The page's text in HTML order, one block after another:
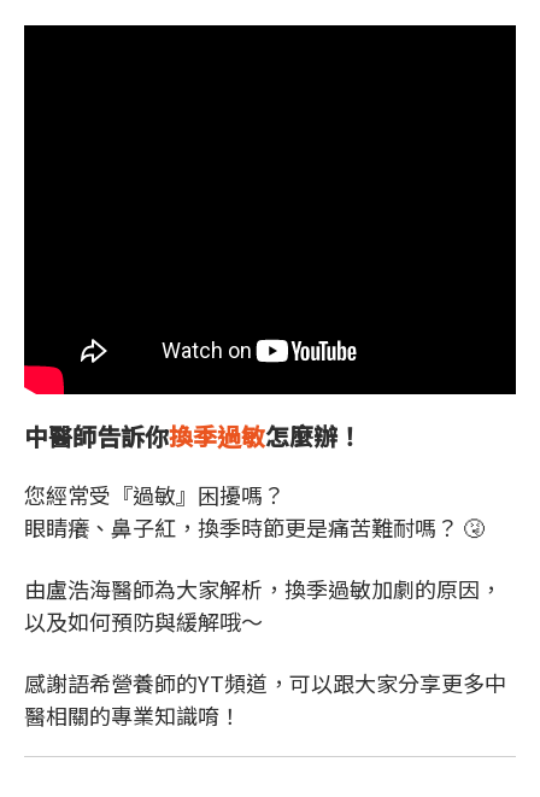
中醫師告訴你換季過敏怎麼辦！
您經常受『過敏』困擾嗎？
眼睛癢、鼻子紅，換季時節更是痛苦難耐嗎？ 🤧
由盧浩海醫師為大家解析，換季過敏加劇的原因，
以及如何預防與緩解哦～
感謝語希營養師的YT頻道，可以跟大家分享更多中
醫相關的專業知識唷！